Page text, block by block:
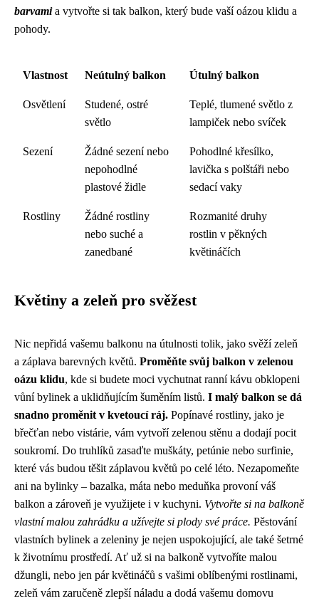
barvamia vytvořte si tak balkon, který bude vaší oázou klidu a
pohody.
Vlastnost Neútulný balkon Útulný balkon
Osvětlení
Studené, ostré
světlo
Teplé, tlumené světlo z
lampiček nebo svíček
Sezení
Žádné sezení nebo
nepohodlné
plastové židle
Pohodlné křesílko,
lavička s polštáři nebo
sedací vaky
Rostliny
Žádné rostliny
nebo suché a
zanedbané
Rozmanité druhy
rostlin v pěkných
květináčích
Květiny a zeleň pro svěžest
Nic nepřidá vašemu balkonu na útulnosti tolik, jako svěží zeleň
a záplava barevných květů. Proměňte svůj balkon v zelenou
oázu klidu, kde si budete moci vychutnat ranní kávu obklopeni
vůní bylinek a uklidňujícím šuměním listů. I malý balkon se dá
snadno proměnit v kvetoucí ráj. Popínavé rostliny, jako je
břečťan nebo vistárie, vám vytvoří zelenou stěnu a dodají pocit
soukromí. Do truhlíků zasaďte muškáty, petúnie nebo surfinie,
které vás budou těšit záplavou květů po celé léto. Nezapomeňte
ani na bylinky – bazalka, máta nebo meduňka provoní váš
balkon a zároveň je využijete i v kuchyni. Vytvořte si na balkoně
vlastní malou zahrádku a užívejte si plody své práce. Pěstování
vlastních bylinek a zeleniny je nejen uspokojující, ale také šetrné
k životnímu prostředí. Ať už si na balkoně vytvoříte malou
džungli, nebo jen pár květináčů s vašimi oblíbenými rostlinami,
zeleň vám zaručeně zlepší náladu a dodá vašemu domovu